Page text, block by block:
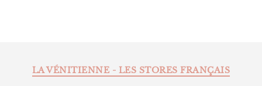
Catégories
LA VÉNITIENNE - LES STORES FRANÇAIS